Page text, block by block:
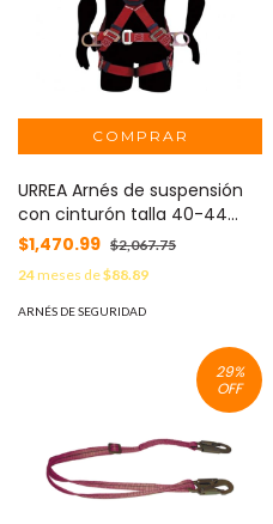
URREA Arnés de suspensión
con cinturón talla 40-44
MOD: SYS-USA7B
$1,470.99 $2,067.75
24meses de$88.89
ARNÉS DE SEGURIDAD
29%
OFF